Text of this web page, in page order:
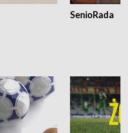
SenioRada